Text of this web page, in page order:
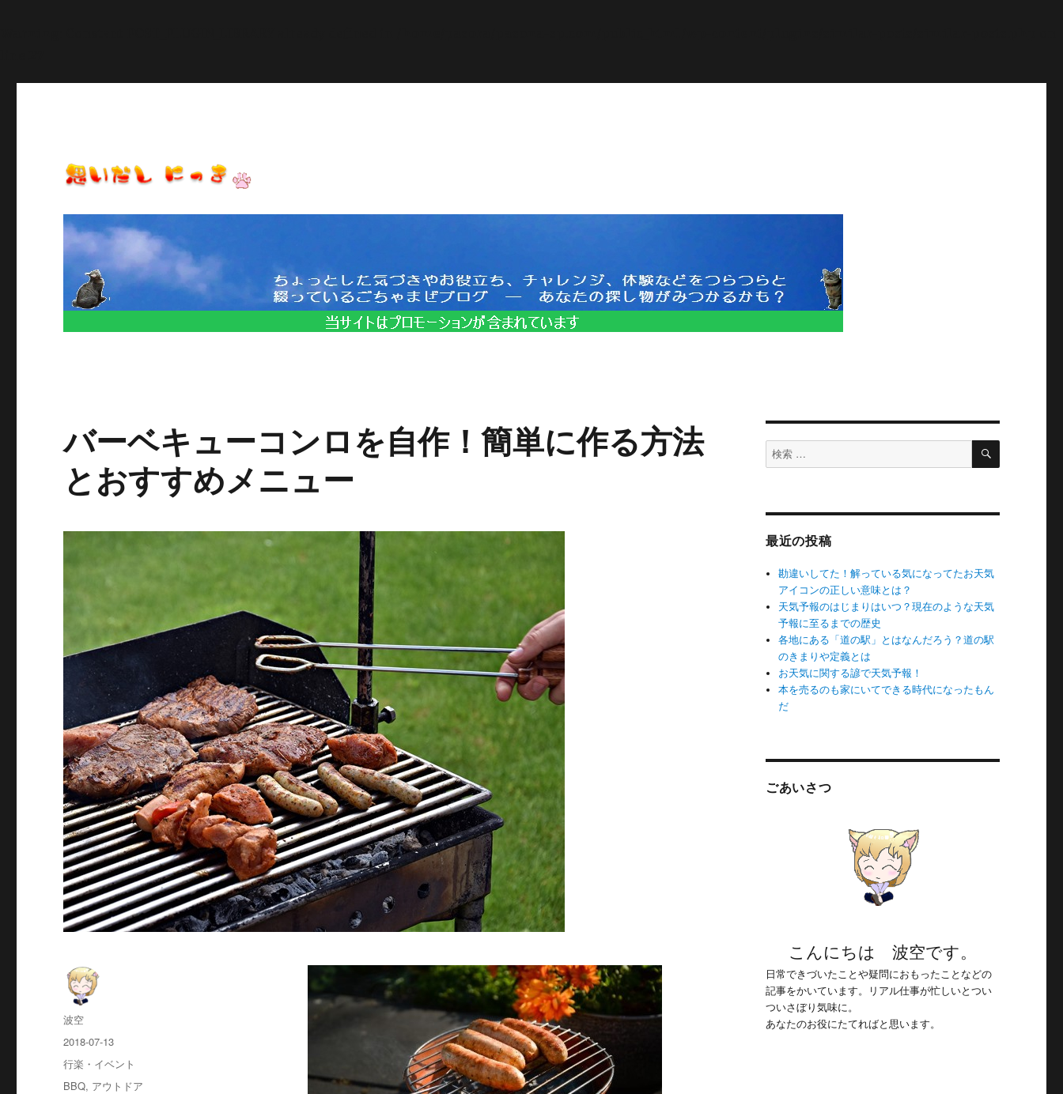
思いだし にっき
バーベキューコンロを自作！簡単に作る方法
とおすすめメニュー
投
稿
波空
投
稿
日:
2018-07-13
カ
テ
行楽・イベント
タ
BBQ, アウトドア
検
索
検
最近の投稿
勘違いしてた！解っている気になってたお天気
アイコンの正しい意味とは？
天気予報のはじまりはいつ？現在のような天気
予報に至るまでの歴史
各地にある「道の駅」とはなんだろう？道の駅
のきまりや定義とは
お天気に関する諺で天気予報！
本を売るのも家にいてできる時代になったもん
だ
ごあいさつ
こんにちは 波空です。
日常できづいたことや疑問におもったことなどの
記事をかいています。リアル仕事が忙しいとつい
ついさぼり気味に。
あなたのお役にたてればと思います。